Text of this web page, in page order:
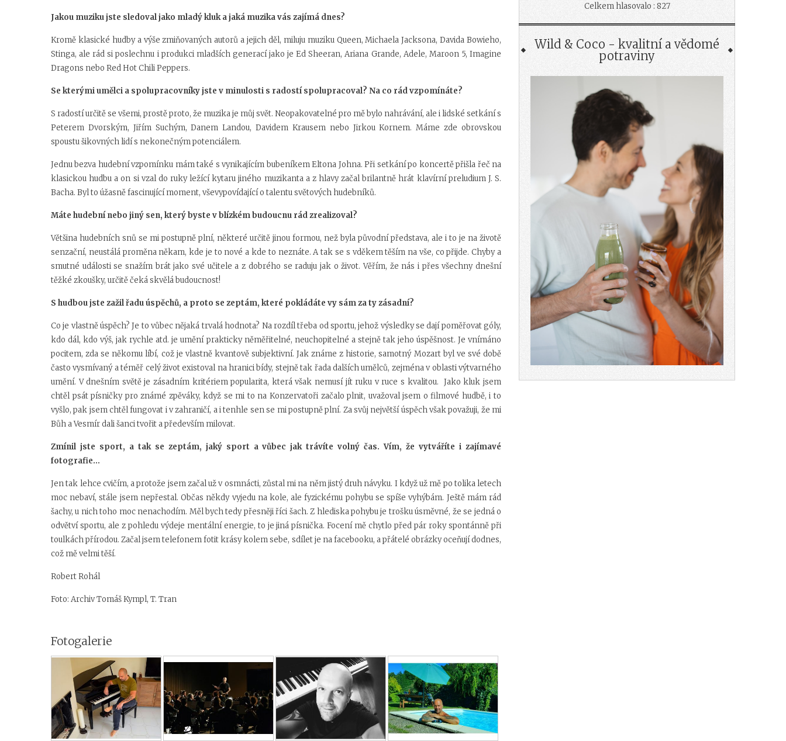
Jakou muziku jste sledoval jako mladý kluk a jaká muzika vás zajímá dnes?
Kromě klasické hudby a výše zmiňovaných autorů a jejich děl, miluju muziku Queen, Michaela Jacksona, Davida Bowieho,
Stinga, ale rád si poslechnu i produkci mladších generací jako je Ed Sheeran, Ariana Grande, Adele, Maroon 5, Imagine
Dragons nebo Red Hot Chili Peppers.
Se kterými umělci a spolupracovníky jste v minulosti s radostí spolupracoval? Na co rád vzpomínáte?
S radostí určitě se všemi, prostě proto, že muzika je můj svět. Neopakovatelné pro mě bylo nahrávání, ale i lidské setkání s
Peterem Dvorským, Jiřím Suchým, Danem Landou, Davidem Krausem nebo Jirkou Kornem. Máme zde obrovskou
spoustu šikovných lidí s nekonečným potenciálem.
Jednu bezva hudební vzpomínku mám také s vynikajícím bubeníkem Eltona Johna. Při setkání po koncertě přišla řeč na
klasickou hudbu a on si vzal do ruky ležící kytaru jiného muzikanta a z hlavy začal brilantně hrát klavírní preludium J. S.
Bacha. Byl to úžasně fascinující moment, vševypovídající o talentu světových hudebníků.
Máte hudební nebo jiný sen, který byste v blízkém budoucnu rád zrealizoval?
Většina hudebních snů se mi postupně plní, některé určitě jinou formou, než byla původní představa, ale i to je na životě
senzační, neustálá proměna někam, kde je to nové a kde to neznáte. A tak se s vděkem těším na vše, co přijde. Chyby a
smutné události se snažím brát jako své učitele a z dobrého se raduju jak o život. Věřím, že nás i přes všechny dnešní
těžké zkoušky, určitě čeká skvělá budoucnost!
S hudbou jste zažil řadu úspěchů, a proto se zeptám, které pokládáte vy sám za ty zásadní?
Co je vlastně úspěch? Je to vůbec nějaká trvalá hodnota? Na rozdíl třeba od sportu, jehož výsledky se dají poměřovat góly,
kdo dál, kdo výš, jak rychle atd. je umění prakticky něměřitelné, neuchopitelné a stejně tak jeho úspěšnost. Je vnímáno
pocitem, zda se někomu líbí, což je vlastně kvantově subjektivní. Jak známe z historie, samotný Mozart byl ve své době
často vysmívaný a téměř celý život existoval na hranici bídy, stejně tak řada dalších umělců, zejména v oblasti výtvarného
umění. V dnešním světě je zásadním kritériem popularita, která však nemusí jít ruku v ruce s kvalitou. Jako kluk jsem
chtěl psát písničky pro známé zpěváky, když se mi to na Konzervatoři začalo plnit, uvažoval jsem o filmové hudbě, i to
vyšlo, pak jsem chtěl fungovat i v zahraničí, a i tenhle sen se mi postupně plní. Za svůj největší úspěch však považuji, že mi
Bůh a Vesmír dali šanci tvořit a především milovat.
Zmínil jste sport, a tak se zeptám, jaký sport a vůbec jak trávíte volný čas. Vím, že vytváříte i zajímavé
fotografie…
Jen tak lehce cvičím, a protože jsem začal už v osmnácti, zůstal mi na něm jistý druh návyku. I když už mě po tolika letech
moc nebaví, stále jsem nepřestal. Občas někdy vyjedu na kole, ale fyzickému pohybu se spíše vyhýbám. Ještě mám rád
šachy, u nich toho moc nenachodím. Měl bych tedy přesněji říci šach. Z hlediska pohybu je trošku úsměvné, že se jedná o
odvětví sportu, ale z pohledu výdeje mentální energie, to je jiná písnička. Focení mě chytlo před pár roky spontánně při
toulkách přírodou. Začal jsem telefonem fotit krásy kolem sebe, sdílet je na facebooku, a přátelé obrázky oceňují dodnes,
což mě velmi těší.
Robert Rohál
Foto: Archiv Tomáš Kympl, T. Tran
Fotogalerie
Celkem hlasovalo : 827
Wild & Coco - kvalitní a vědomé
potraviny